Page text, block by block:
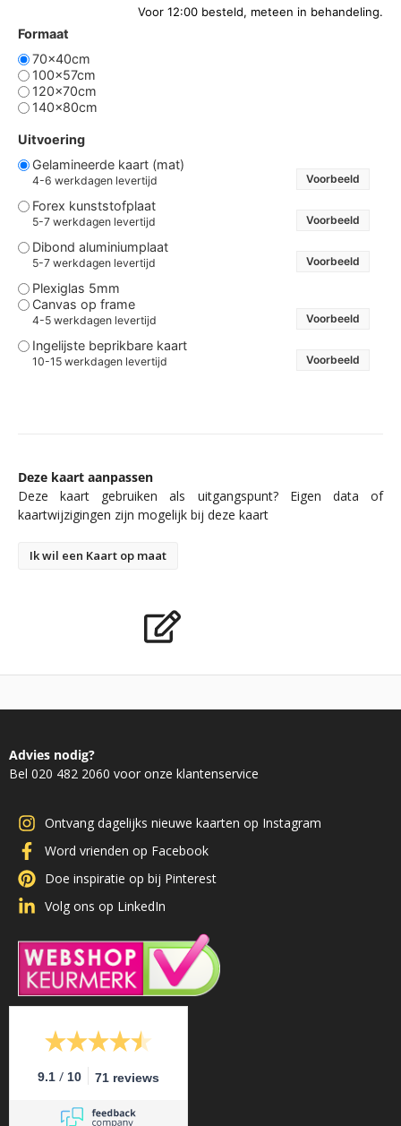
Formaat
70x40cm
100x57cm
120x70cm
140x80cm
Uitvoering
Gelamineerde kaart (mat)
4-6 werkdagen levertijd Voorbeeld
Forex kunststofplaat
5-7 werkdagen levertijd Voorbeeld
Dibond aluminiumplaat
5-7 werkdagen levertijd Voorbeeld
Plexiglas 5mm
Canvas op frame
4-5 werkdagen levertijd Voorbeeld
Ingelijste beprikbare kaart
10-15 werkdagen levertijd Voorbeeld
Deze kaart aanpassen
Deze kaart gebruiken als uitgangspunt? Eigen data of
kaartwijzigingen zijn mogelijk bij deze kaart
Ik wil een Kaart op maat
Advies nodig?
Bel 020 482 2060 voor onze klantenservice
Ontvang dagelijks nieuwe kaarten op Instagram
Word vrienden op Facebook
Doe inspiratie op bij Pinterest
Volg ons op LinkedIn
9.1 / 10 71 reviews